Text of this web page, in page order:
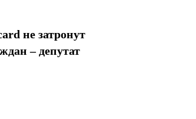
не затронут
– депутат